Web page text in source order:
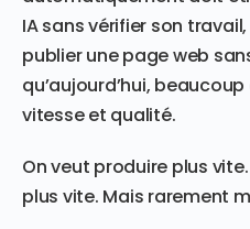
IA sans vérifier son
publier une page web
qu’aujourd’hui,
vitesse et qualité.
On veut produire plus
plus vite. Mais rarement